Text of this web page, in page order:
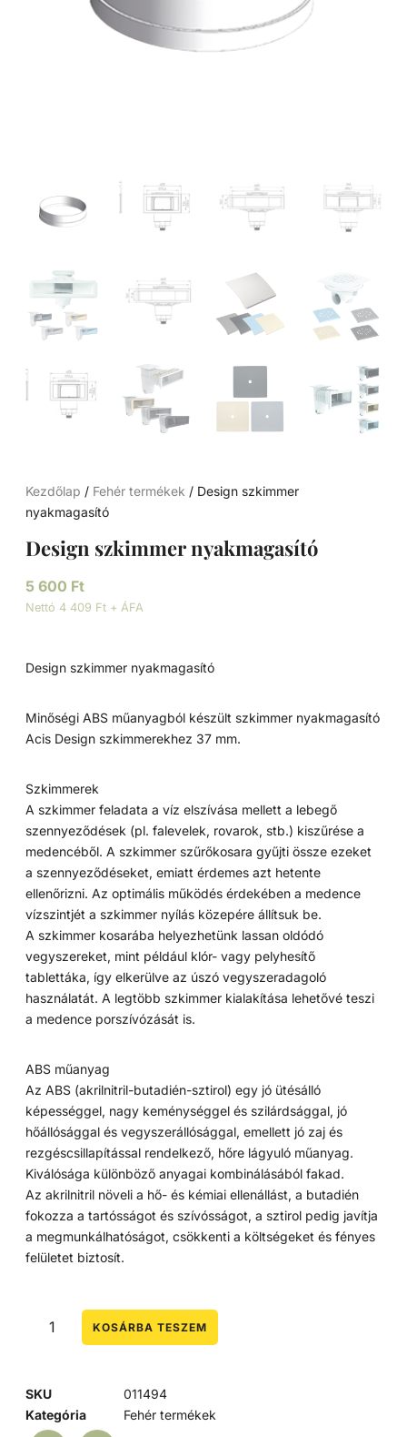
Kezdőlap / Fehér termékek / Design szkimmer
nyakmagasító
Design szkimmer nyakmagasító
5 600 Ft
Nettó 4 409 Ft + ÁFA
Design szkimmer nyakmagasító
Minőségi ABS műanyagból készült szkimmer nyakmagasító
Acis Design szkimmerekhez 37 mm.
Szkimmerek
A szkimmer feladata a víz elszívása mellett a lebegő
szennyeződések (pl. falevelek, rovarok, stb.) kiszűrése a
medencéből. A szkimmer szűrőkosara gyűjti össze ezeket
a szennyeződéseket, emiatt érdemes azt hetente
ellenőrizni. Az optimális működés érdekében a medence
vízszintjét a szkimmer nyílás közepére állítsuk be.
A szkimmer kosarába helyezhetünk lassan oldódó
vegyszereket, mint például klór- vagy pelyhesítő
tablettáka, így elkerülve az úszó vegyszeradagoló
használatát. A legtöbb szkimmer kialakítása lehetővé teszi
a medence porszívózását is.
ABS műanyag
Az ABS (akrilnitril-butadién-sztirol) egy jó ütésálló
képességgel, nagy keménységgel és szilárdsággal, jó
hőállósággal és vegyszerállósággal, emellett jó zaj és
rezgéscsillapítással rendelkező, hőre lágyuló műanyag.
Kiválósága különböző anyagai kombinálásából fakad.
Az akrilnitril növeli a hő- és kémiai ellenállást, a butadién
fokozza a tartósságot és szívósságot, a sztirol pedig javítja
a megmunkálhatóságot, csökkenti a költségeket és fényes
felületet biztosít.
KOSÁRBA TESZEM
SKU
011494
Kategória
Fehér termékek